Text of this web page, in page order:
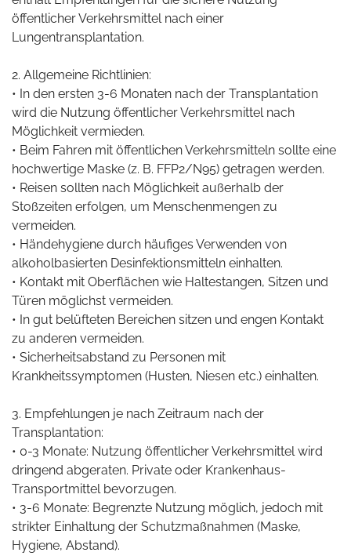
öffentlicher Verkehrsmittel nach einer
Lungentransplantation.
2. Allgemeine Richtlinien:
• In den ersten 3-6 Monaten nach der Transplantation
wird die Nutzung öffentlicher Verkehrsmittel nach
Möglichkeit vermieden.
• Beim Fahren mit öffentlichen Verkehrsmitteln sollte eine
hochwertige Maske (z. B. FFP2/N95) getragen werden.
• Reisen sollten nach Möglichkeit außerhalb der
Stoßzeiten erfolgen, um Menschenmengen zu
vermeiden.
• Händehygiene durch häufiges Verwenden von
alkoholbasierten Desinfektionsmitteln einhalten.
• Kontakt mit Oberflächen wie Haltestangen, Sitzen und
Türen möglichst vermeiden.
• In gut belüfteten Bereichen sitzen und engen Kontakt
zu anderen vermeiden.
• Sicherheitsabstand zu Personen mit
Krankheitssymptomen (Husten, Niesen etc.) einhalten.
3. Empfehlungen je nach Zeitraum nach der
Transplantation:
• 0-3 Monate: Nutzung öffentlicher Verkehrsmittel wird
dringend abgeraten. Private oder Krankenhaus-
Transportmittel bevorzugen.
• 3-6 Monate: Begrenzte Nutzung möglich, jedoch mit
strikter Einhaltung der Schutzmaßnahmen (Maske,
Hygiene, Abstand).